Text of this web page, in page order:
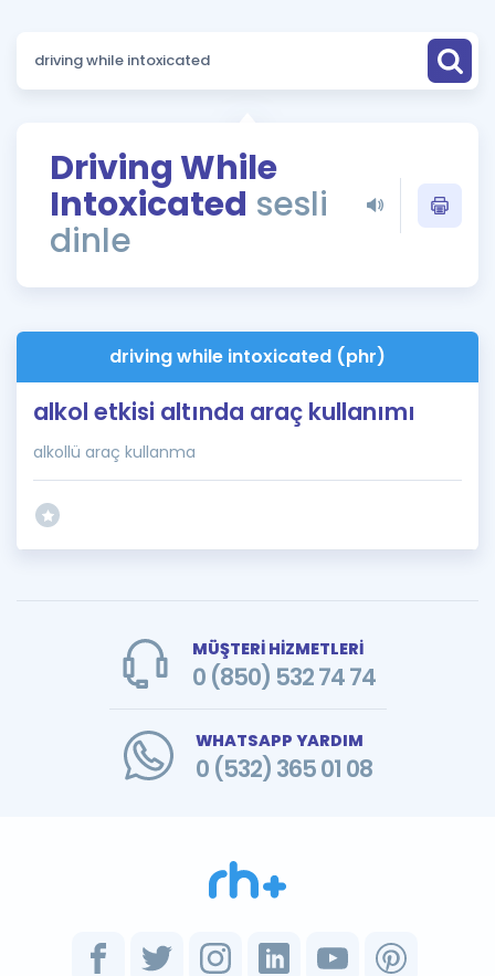
Rehberlik Aracı
Kampanyalar
Blog
İngilizce Gramer
Driving While
Intoxicated sesli
dinle
driving while intoxicated (phr)
alkol etkisi altında araç kullanımı
alkollü araç kullanma
MÜŞTERİ HİZMETLERİ
0 (850) 532 74 74
WHATSAPP YARDIM
0 (532) 365 01 08